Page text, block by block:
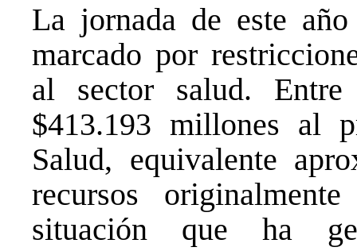
La jornada de este
marcado por
al sector salud.
$413.193 millones al
Salud, equivalente
recursos
situación que ha